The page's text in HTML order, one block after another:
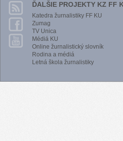
ĎALŠIE PROJEKTY KZ FF
Katedra žurnalistiky FF KU
Zumag
TV Unica
Médiá KU
Online žurnalistický slovník
Rodina a médiá
Letná škola žurnalistiky